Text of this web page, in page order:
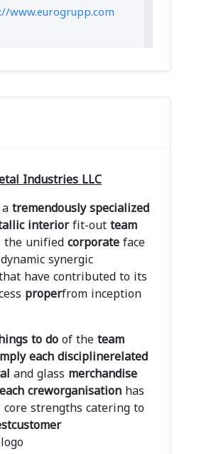
www.eurogrupp.com
Industries LLC
tremendouslyspecialized
interiorfit-outteam
the unifiedcorporateface
synergic
have contributed to its
properfrom inception
to doof theteam
eachdisciplinerelated
and glass merchandise
eachcreworganisationhas
strengths catering to
customer